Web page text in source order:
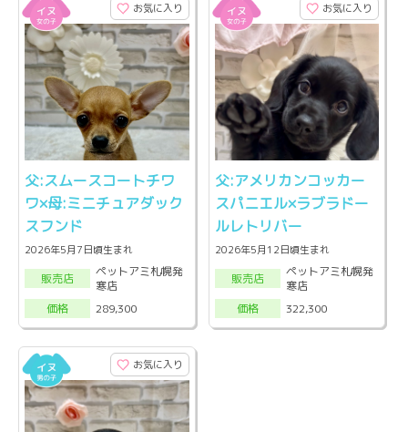
お気に入り
父:スムースコートチワ
ワ×母:ミニチュアダック
スフンド
2026年5月7日頃生まれ
販売店
ペットアミ札幌発
寒店
価格
289,300
お気に入り
父:アメリカンコッカー
スパニエル×ラブラドー
ルレトリバー
2026年5月12日頃生まれ
販売店
ペットアミ札幌発
寒店
価格
322,300
お気に入り